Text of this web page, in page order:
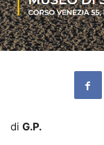
di G.P.